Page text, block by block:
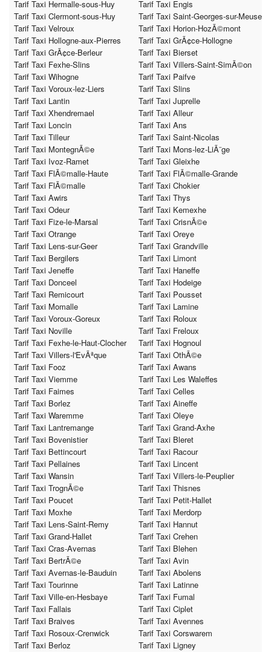
Tarif Taxi Hermalle-sous-Huy
Tarif Taxi Engis
Tarif Taxi Clermont-sous-Huy
Tarif Taxi Saint-Georges-sur-Meuse
Tarif Taxi Velroux
Tarif Taxi Horion-HozÃ©mont
Tarif Taxi Hollogne-aux-Pierres
Tarif Taxi GrÃ¢ce-Hollogne
Tarif Taxi GrÃ¢ce-Berleur
Tarif Taxi Bierset
Tarif Taxi Fexhe-Slins
Tarif Taxi Villers-Saint-SimÃ©on
Tarif Taxi Wihogne
Tarif Taxi Paifve
Tarif Taxi Voroux-lez-Liers
Tarif Taxi Slins
Tarif Taxi Lantin
Tarif Taxi Juprelle
Tarif Taxi Xhendremael
Tarif Taxi Alleur
Tarif Taxi Loncin
Tarif Taxi Ans
Tarif Taxi Tilleur
Tarif Taxi Saint-Nicolas
Tarif Taxi MontegnÃ©e
Tarif Taxi Mons-lez-LiÃ¨ge
Tarif Taxi Ivoz-Ramet
Tarif Taxi Gleixhe
Tarif Taxi FlÃ©malle-Haute
Tarif Taxi FlÃ©malle-Grande
Tarif Taxi FlÃ©malle
Tarif Taxi Chokier
Tarif Taxi Awirs
Tarif Taxi Thys
Tarif Taxi Odeur
Tarif Taxi Kemexhe
Tarif Taxi Fize-le-Marsal
Tarif Taxi CrisnÃ©e
Tarif Taxi Otrange
Tarif Taxi Oreye
Tarif Taxi Lens-sur-Geer
Tarif Taxi Grandville
Tarif Taxi Bergilers
Tarif Taxi Limont
Tarif Taxi Jeneffe
Tarif Taxi Haneffe
Tarif Taxi Donceel
Tarif Taxi Hodeige
Tarif Taxi Remicourt
Tarif Taxi Pousset
Tarif Taxi Momalle
Tarif Taxi Lamine
Tarif Taxi Voroux-Goreux
Tarif Taxi Roloux
Tarif Taxi Noville
Tarif Taxi Freloux
Tarif Taxi Fexhe-le-Haut-Clocher
Tarif Taxi Hognoul
Tarif Taxi Villers-l'EvÃªque
Tarif Taxi OthÃ©e
Tarif Taxi Fooz
Tarif Taxi Awans
Tarif Taxi Viemme
Tarif Taxi Les Waleffes
Tarif Taxi Faimes
Tarif Taxi Celles
Tarif Taxi Borlez
Tarif Taxi Aineffe
Tarif Taxi Waremme
Tarif Taxi Oleye
Tarif Taxi Lantremange
Tarif Taxi Grand-Axhe
Tarif Taxi Bovenistier
Tarif Taxi Bleret
Tarif Taxi Bettincourt
Tarif Taxi Racour
Tarif Taxi Pellaines
Tarif Taxi Lincent
Tarif Taxi Wansin
Tarif Taxi Villers-le-Peuplier
Tarif Taxi TrognÃ©e
Tarif Taxi Thisnes
Tarif Taxi Poucet
Tarif Taxi Petit-Hallet
Tarif Taxi Moxhe
Tarif Taxi Merdorp
Tarif Taxi Lens-Saint-Remy
Tarif Taxi Hannut
Tarif Taxi Grand-Hallet
Tarif Taxi Crehen
Tarif Taxi Cras-Avernas
Tarif Taxi Blehen
Tarif Taxi BertrÃ©e
Tarif Taxi Avin
Tarif Taxi Avernas-le-Bauduin
Tarif Taxi Abolens
Tarif Taxi Tourinne
Tarif Taxi Latinne
Tarif Taxi Ville-en-Hesbaye
Tarif Taxi Fumal
Tarif Taxi Fallais
Tarif Taxi Ciplet
Tarif Taxi Braives
Tarif Taxi Avennes
Tarif Taxi Rosoux-Crenwick
Tarif Taxi Corswarem
Tarif Taxi Berloz
Tarif Taxi Ligney